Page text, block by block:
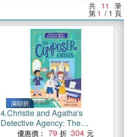
共 11 筆
第 1 / 1 頁
滿額折
4.Christie and Agatha's
Detective Agency: The
Composer Crisis
優惠價： 79 304